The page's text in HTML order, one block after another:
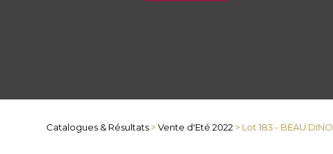
Catalogues & Résultats >Vente d'Eté 2022 > Lot 183 - BEAU DINO